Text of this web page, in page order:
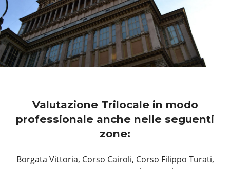
Valutazione Trilocale in modo
professionale anche nelle seguenti
zone:
Borgata Vittoria, Corso Cairoli, Corso Filippo Turati,